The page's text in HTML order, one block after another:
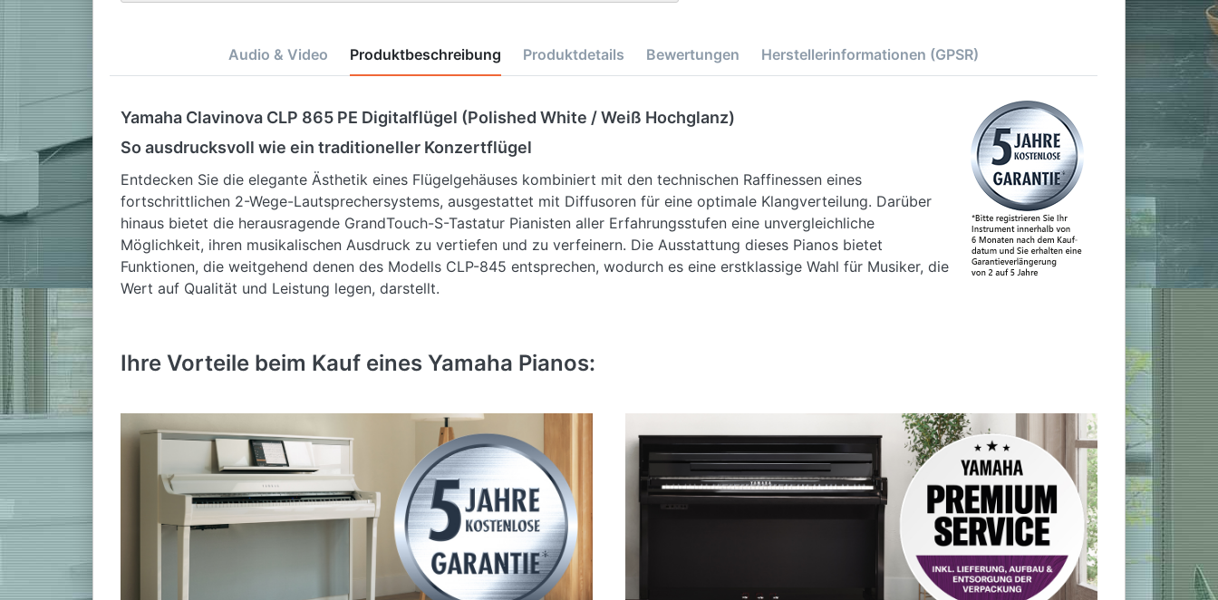
Audio & Video Produktbeschreibung Produktdetails Bewertungen Herstellerinformationen (GPSR)
Yamaha Clavinova CLP 865 PE Digitalflügel (Polished White / Weiß Hochglanz)
So ausdrucksvoll wie ein traditioneller Konzertflügel
Entdecken Sie die elegante Ästhetik eines Flügelgehäuses kombiniert mit den technischen Raffinessen eines
fortschrittlichen 2-Wege-Lautsprechersystems, ausgestattet mit Diffusoren für eine optimale Klangverteilung. Darüber
hinaus bietet die herausragende GrandTouch-S-Tastatur Pianisten aller Erfahrungsstufen eine unvergleichliche
Möglichkeit, ihren musikalischen Ausdruck zu vertiefen und zu verfeinern. Die Ausstattung dieses Pianos bietet
Funktionen, die weitgehend denen des Modells CLP-845 entsprechen, wodurch es eine erstklassige Wahl für Musiker, die
Wert auf Qualität und Leistung legen, darstellt.
Neue Yamaha CFX- und Bösendorfer Imperial-Piano-Samples
2 neue Forte-Piano Samples
Verbessertes VRM (Virtual Resonance Modeling)
Grand Expression Modeling
Smooth Release
Key-Off Samples
Saitenresonanz
38 Voices
Ihre Vorteile beim Kauf eines Yamaha Pianos: